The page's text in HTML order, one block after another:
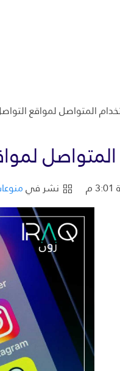
المتواصل لمواقع
نشر في